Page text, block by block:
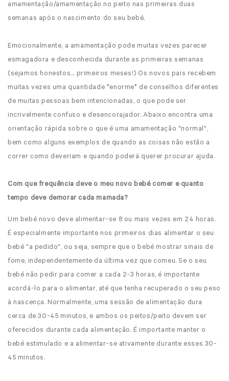
amamentação/amamentação no peito nas primeiras duas
semanas após o nascimento do seu bebé.
Emocionalmente, a amamentação pode muitas vezes parecer
esmagadora e desconhecida durante as primeiras semanas
(sejamos honestos... primeiros meses!) Os novos pais recebem
muitas vezes uma quantidade *enorme* de conselhos diferentes
de muitas pessoas bem intencionadas, o que pode ser
incrivelmente confuso e desencorajador. Abaixo encontra uma
orientação rápida sobre o que é uma amamentação "normal",
bem como alguns exemplos de quando as coisas não estão a
correr como deveriam e quando poderá querer procurar ajuda.
Com que frequência deve o meu novo bebé comer e quanto
tempo deve demorar cada mamada?
Um bebé novo deve alimentar-se 8 ou mais vezes em 24 horas.
É especialmente importante nos primeiros dias alimentar o seu
bebé "a pedido", ou seja, sempre que o bebé mostrar sinais de
fome, independentemente da última vez que comeu. Se o seu
bebé não pedir para comer a cada 2-3 horas, é importante
acordá-lo para o alimentar, até que tenha recuperado o seu peso
à nascença. Normalmente, uma sessão de alimentação dura
cerca de 30-45 minutos, e ambos os peitos/peito devem ser
oferecidos durante cada alimentação. É importante manter o
bebé estimulado e a alimentar-se ativamente durante esses 30-
45 minutos.